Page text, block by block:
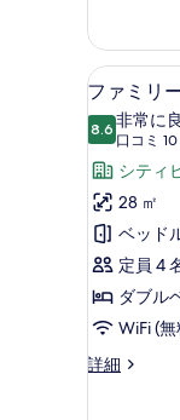
真
を
表
示
す
る
ム
の
詳
フ
ァ
ミ
リ
ー
ル
ー
ム
の
す
14
ファミリ
8.610 点中 8.6
非常に
口コミ
(口
コ
ミ
10
件)
シティ
28 ㎡
ベッド
定員 4
ダブル
WiFi (
詳細
フ